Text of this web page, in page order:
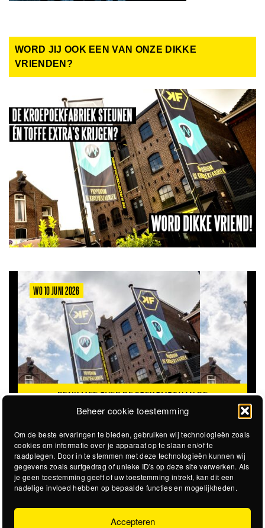
Beheer cookie toestemming
Om de beste ervaringen te bieden, gebruiken wij technologieën zoals
cookies om informatie over je apparaat op te slaan en/of te
raadplegen. Door in te stemmen met deze technologieën kunnen wij
gegevens zoals surfgedrag of unieke ID's op deze site verwerken. Als
je geen toestemming geeft of uw toestemming intrekt, kan dit een
nadelige invloed hebben op bepaalde functies en mogelijkheden.
Accepteren
WORD JIJ OOK EEN VAN ONZE DIKKE
VRIENDEN?
WO 10 JUNI 2026
DENK MEE OVER DE TOEKOMST VAN DE
KROEPOEKFABRIEK